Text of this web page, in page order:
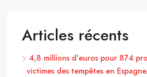
Articles récents
4,8 millions d’euros pour 874
victimes des tempêtes en Espagne.